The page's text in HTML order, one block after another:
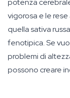
potenza
vigorosa e le
quella sativa
fenotipica. Se
problemi di
possono creare